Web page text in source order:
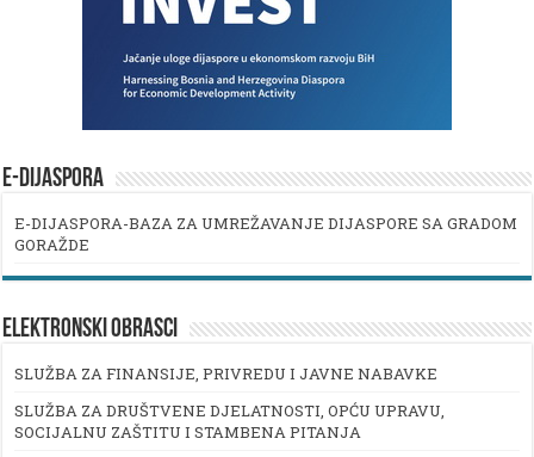
E-DIJASPORA
E-DIJASPORA-BAZA ZA UMREŽAVANJE DIJASPORE SA GRADOM
GORAŽDE
ELEKTRONSKI OBRASCI
SLUŽBA ZA FINANSIJE, PRIVREDU I JAVNE NABAVKE
SLUŽBA ZA DRUŠTVENE DJELATNOSTI, OPĆU UPRAVU,
SOCIJALNU ZAŠTITU I STAMBENA PITANJA